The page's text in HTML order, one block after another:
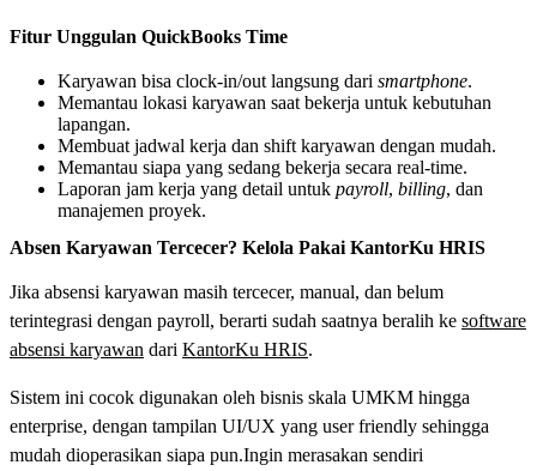
Fitur Unggulan QuickBooks Time
Karyawan bisa clock-in/out langsung dari smartphone.
Memantau lokasi karyawan saat bekerja untuk kebutuhan
lapangan.
Membuat jadwal kerja dan shift karyawan dengan mudah.
Memantau siapa yang sedang bekerja secara real-time.
Laporan jam kerja yang detail untuk payroll, billing, dan
manajemen proyek.
Absen Karyawan Tercecer? Kelola Pakai KantorKu HRIS
Jika absensi karyawan masih tercecer, manual, dan belum
terintegrasi dengan payroll, berarti sudah saatnya beralih ke software
absensi karyawan dari KantorKu HRIS.
Sistem ini cocok digunakan oleh bisnis skala UMKM hingga
enterprise, dengan tampilan UI/UX yang user friendly sehingga
mudah dioperasikan siapa pun.Ingin merasakan sendiri